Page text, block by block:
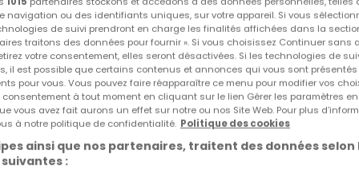
d'exception signée Cengiz Promotion, située au
immédiate avec le Luxembourg tout en profitant du
vous proposons un appartement 4 pièces, situé au 1er
Laissez-vous séduire par cet espace de vie généreux,
De plus, profitez d'un espace extérieur privé de 20,17 m2,
navigation ou des identifiants uniques, sur votre appareil. Si vous
de suivi prendront en charge les finalités affichées dans la
traitons des données pour fournir ». Si vous choisissez Continuer sans
votre consentement, elles seront désactivées. Si les technologies de
il est possible que certains contenus et annonces qui vous sont
pour vous. Vous pouvez faire réapparaître ce menu pour modifier vos
consentement à tout moment en cliquant sur le lien Gérer les paramètres
vous avez fait aurons un effet sur notre ou nos Site Web. Pour plus
à notre politique de confidentialité. Politique des cookies
ainsi que nos partenaires, traitent des données selon
: